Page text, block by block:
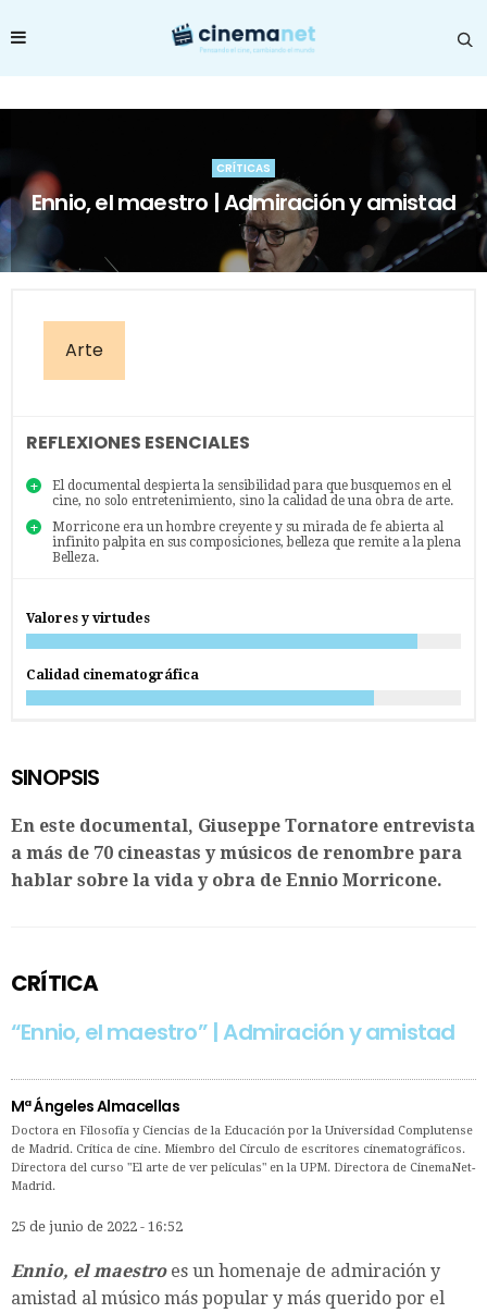
CRÍTICAS
Ennio, el maestro | Admiración y amistad
Arte
REFLEXIONES ESENCIALES
El documental despierta la sensibilidad para que busquemos en el
cine, no solo entretenimiento, sino la calidad de una obra de arte.
Morricone era un hombre creyente y su mirada de fe abierta al
infinito palpita en sus composiciones, belleza que remite a la plena
Belleza.
Valores y virtudes
Calidad cinematográfica
SINOPSIS
En este documental, Giuseppe Tornatore entrevista
a más de 70 cineastas y músicos de renombre para
hablar sobre la vida y obra de Ennio Morricone.
CRÍTICA
“Ennio, el maestro” | Admiración y amistad
Mª Ángeles Almacellas
Doctora en Filosofía y Ciencias de la Educación por la Universidad Complutense
de Madrid. Crítica de cine. Miembro del Círculo de escritores cinematográficos.
Directora del curso "El arte de ver películas" en la UPM. Directora de CinemaNet-
Madrid.
25 de junio de 2022 - 16:52
Ennio, el maestro es un homenaje de admiración y
amistad al músico más popular y más querido por el